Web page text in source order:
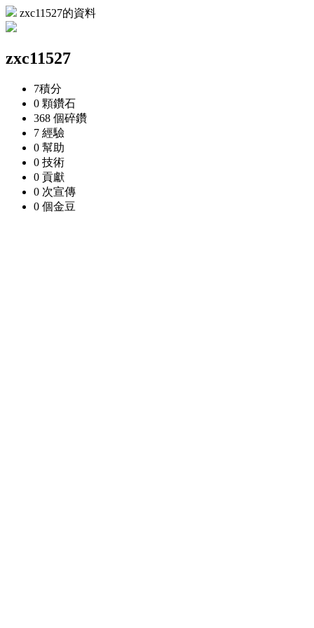
zxc11527的資料
zxc11527
7積分
0 顆鑽石
368 個碎鑽
7 經驗
0 幫助
0 技術
0 貢獻
0 次宣傳
0 個金豆